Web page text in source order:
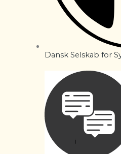
Dansk Selskab for